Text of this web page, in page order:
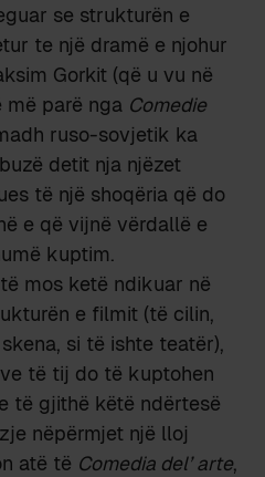
se strukturën e
te një dramë e njohur
Gorkit (që u vu në
më parë nga Comedie
ruso-sovjetik ka
detit nja njëzet
të një shoqëria që do
e që vijnë vërdallë e
kuptim.
mos ketë ndikuar në
e filmit (të cilin,
si të ishte teatër),
të tij do të kuptohen
të gjithë këtë ndërtesë
nëpërmjet një lloj
atë të Comedia del’ arte,